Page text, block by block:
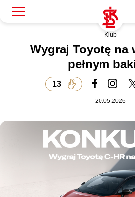
Akademia
Klub
Wygraj Toyotę na
pełnym
13
20.05.2026